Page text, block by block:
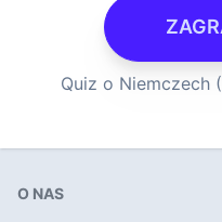
Quiz o Niemczech
O NAS